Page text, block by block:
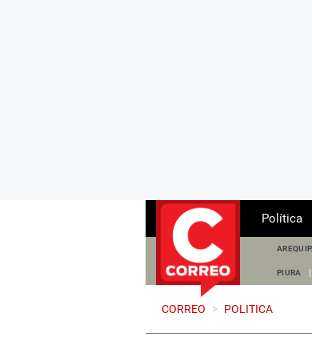
Política
PIURA
CORREO > POLITICA